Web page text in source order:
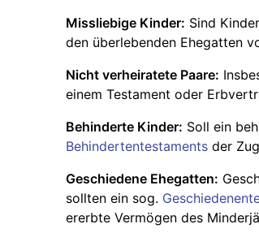
Missliebige Kinder: Sind
den überlebenden Ehegatten
Nicht verheiratete Paare:
einem Testament oder
Behinderte Kinder: Soll ein
Behindertentestaments der
Geschiedene Ehegatten:
sollten ein sog.
ererbte Vermögen des